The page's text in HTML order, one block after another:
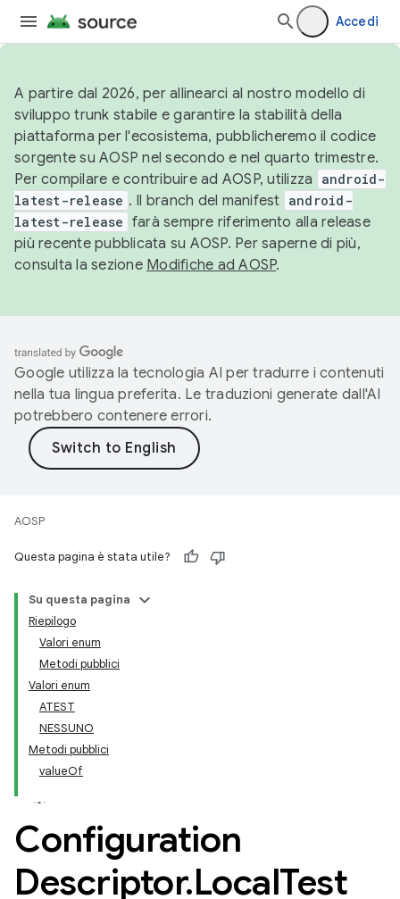
Accedi
A partire dal 2026, per allinearci al nostro modello di
sviluppo trunk stabile e garantire la stabilità della
piattaforma per l'ecosistema, pubblicheremo il codice
sorgente su AOSP nel secondo e nel quarto trimestre.
Per compilare e contribuire ad AOSP, utilizza
android-
latest-release . Il branch del manifest android-
latest-release farà sempre riferimento alla release
più recente pubblicata su AOSP. Per saperne di più,
consulta la sezione Modifiche ad AOSP.
Google utilizza la tecnologia AI per tradurre i contenuti
nella tua lingua preferita. Le traduzioni generate dall'AI
potrebbero contenere errori.
AOSP
Questa pagina è stata utile?
Su questa pagina
Riepilogo
Valori enum
Metodi pubblici
Valori enum
ATEST
NESSUNO
Metodi pubblici
valueOf
Configuration
Descriptor.LocalTest